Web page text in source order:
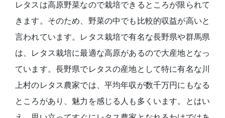
レタスは高原野菜なので栽培できるところが限られて
きます。そのため、野菜の中でも比較的収益が高いと
言われています。レタス栽培で有名な長野県や群馬県
は、レタス栽培に最適な高原があるので大産地となっ
ています。長野県でレタスの産地として特に有名な川
上村のレタス農家では、平均年収が数千万円にもなる
ところがあり、魅力を感じる人も多くいます。とはい